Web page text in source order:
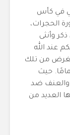
في كأس
من سورة الحجرات،
وأنثى
عند الله
الغرض من تلك
حيث
والعنف ضد
العديد من